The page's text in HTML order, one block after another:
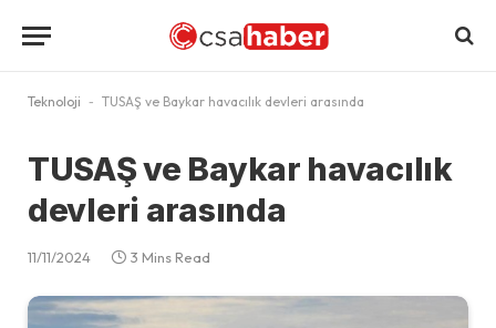
Teknoloji - TUSAŞ ve Baykar havacılık devleri arasında
TUSAŞ ve Baykar havacılık
devleri arasında
11/11/2024 3 Mins Read